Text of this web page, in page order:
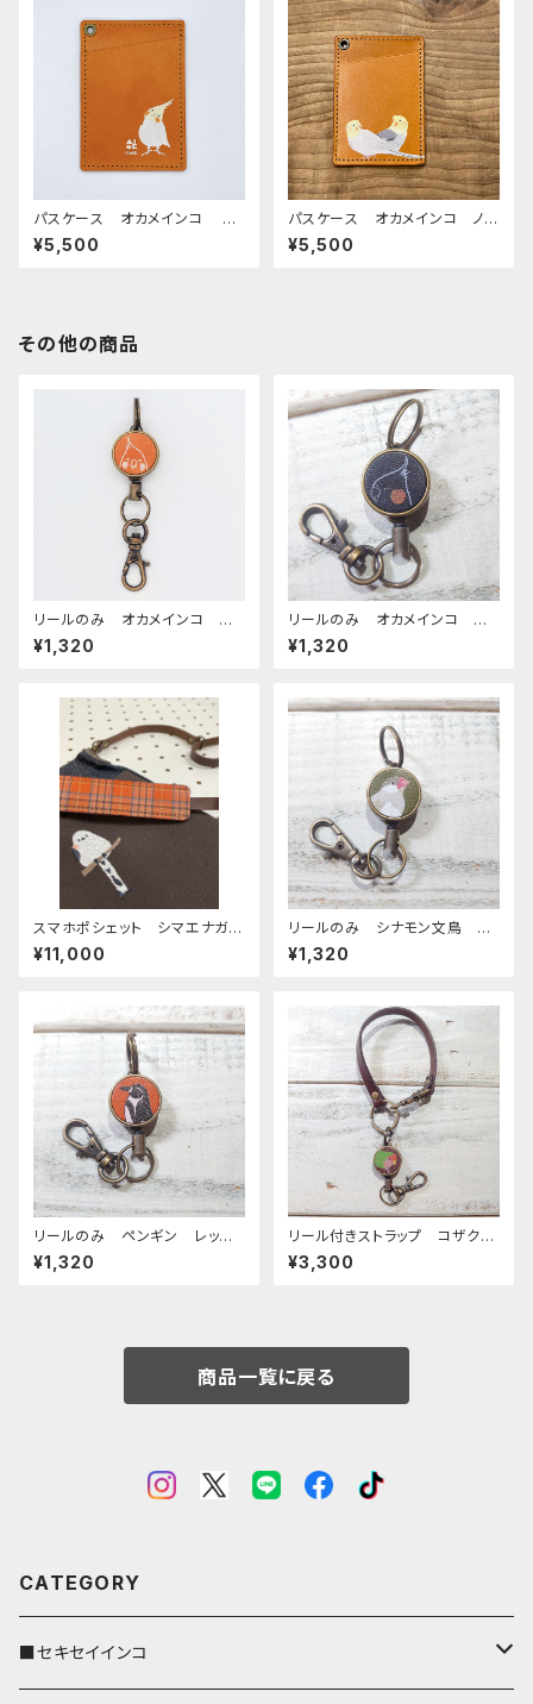
パスケース オカメインコ ル
チノー キャメル おかめいん
こ ぽわんシリーズ
¥5,500
パスケース オカメインコ ノー
マル & ルチノー A キャメ
ル おかめいんこ
¥5,500
その他の商品
リールのみ オカメインコ モノ
トーン キャメル おかめいん
こ オカメ3兄弟
¥1,320
リールのみ オカメインコ 横
顔 モノトーン ブラック おか
めいんこ
¥1,320
スマホポシェット シマエナガ
ダークブラウン 帆布 と 岡
山デニム しまえなが
¥11,000
リールのみ シナモン文鳥 グ
リーン 文鳥 ぶんちょう ブン
チョウ
¥1,320
リールのみ ペンギン レッド
ブラウン ぺんぎん
¥1,320
リール付きストラップ コザクラ
インコ ノーマル ブラウン ×
ダークブラウン こざくらいん
¥3,300
商品一覧に戻る
CATEGORY
■セキセイインコ